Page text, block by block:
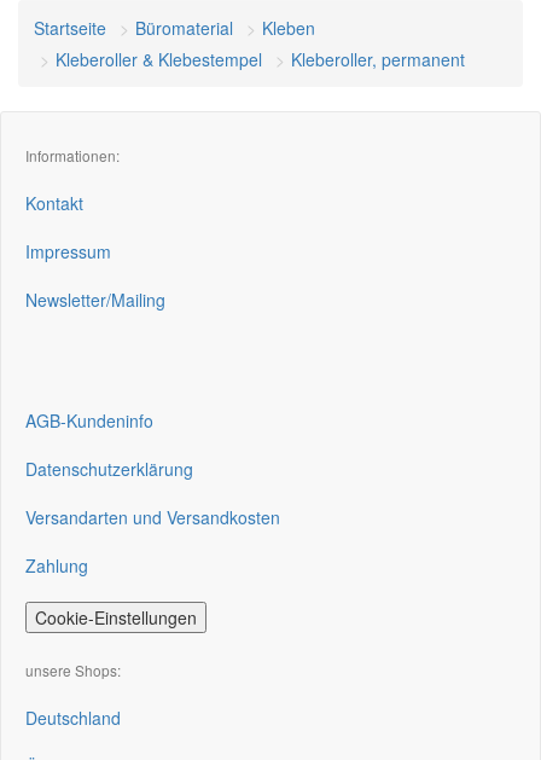
Startseite Büromaterial
Kleben
Kleberoller & Klebestempel
Kleberoller, permanent
Informationen:
Kontakt
Impressum
Newsletter/Mailing
AGB-Kundeninfo
Datenschutzerklärung
Versandarten und Versandkosten
Zahlung
Cookie-Einstellungen
unsere Shops:
Deutschland